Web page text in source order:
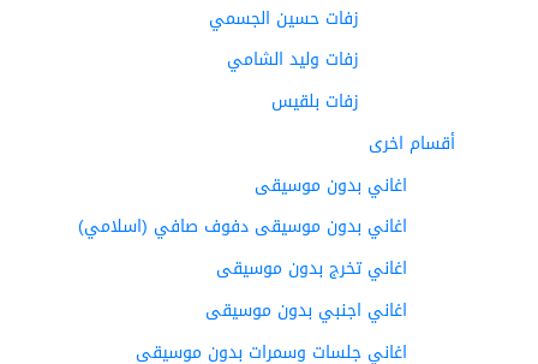
زفات حسين الجسمي
زفات وليد الشامي
زفات بلقيس
أقسام اخرى
اغاني بدون موسيقى
اغاني بدون موسيقى دفوف صافي (اسلامي)
اغاني تخرج بدون موسيقى
اغاني اجنبي بدون موسيقى
اغاني جلسات وسمرات بدون موسيقى